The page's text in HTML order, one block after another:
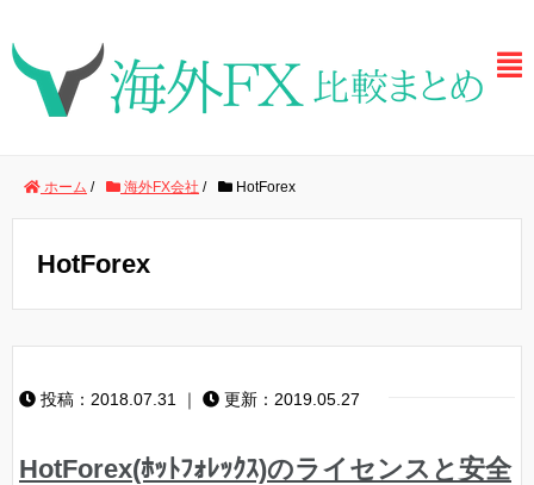
ホーム / 海外FX会社 / HotForex
HotForex
投稿：2018.07.31 ｜ 更新：2019.05.27
HotForex(ﾎｯﾄﾌｫﾚｯｸｽ)のライセンスと安全